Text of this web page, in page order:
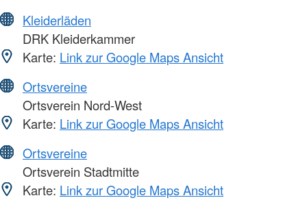
Kleiderläden
DRK Kleiderkammer
Karte: Link zur Google Maps Ansicht
Ortsvereine
Ortsverein Nord-West
Karte: Link zur Google Maps Ansicht
Ortsvereine
Ortsverein Stadtmitte
Karte: Link zur Google Maps Ansicht